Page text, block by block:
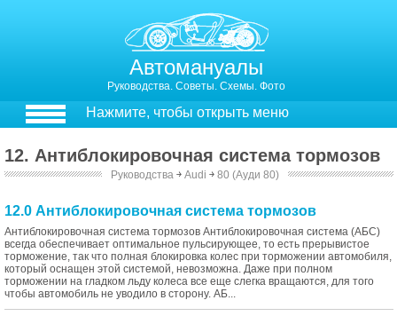
Автомануалы
Руководства. Советы. Схемы. Фото
Нажмите, чтобы открыть меню
12. Антиблокировочная система тормозов
Руководства ￫ Audi ￫ 80 (Ауди 80)
12.0 Антиблокировочная система тормозов
Антиблокировочная система тормозов Антиблокировочная система (АБС)
всегда обеспечивает оптимальное пульсирующее, то есть прерывистое
торможение, так что полная блокировка колес при торможении автомобиля,
который оснащен этой системой, невозможна. Даже при полном
торможении на гладком льду колеса все еще слегка вращаются, для того
чтобы автомобиль не уводило в сторону. АБ...